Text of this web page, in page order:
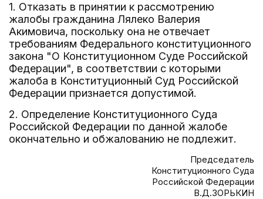
1. Отказать в принятии к рассмотрению
жалобы гражданина Лялеко Валерия
Акимовича, поскольку она не отвечает
требованиям Федерального конституционного
закона "О Конституционном Суде Российской
Федерации", в соответствии с которыми
жалоба в Конституционный Суд Российской
Федерации признается допустимой.
2. Определение Конституционного Суда
Российской Федерации по данной жалобе
окончательно и обжалованию не подлежит.
Председатель
Конституционного Суда
Российской Федерации
В.Д.ЗОРЬКИН